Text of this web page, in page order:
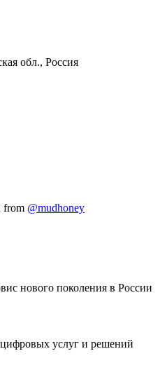
обл., Россия
from @mudhoney
нового поколения в России
услуг и решений